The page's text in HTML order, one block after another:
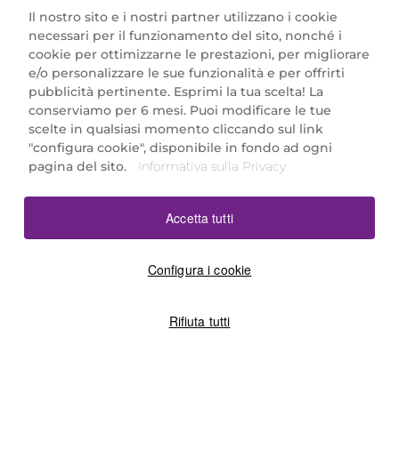
Marionnaud Parfumeries Italia S.r.l.
Largo Fiera Milano 5, 20017 Rho (MI)
REA Milano 1650024 con P.IVA 13425220152.
SCARICA LA NOSTRA APP
Il nostro sito e i nostri partner utilizzano i cookie
necessari per il funzionamento del sito, nonché i
cookie per ottimizzarne le prestazioni, per migliorare
e/o personalizzare le sue funzionalità e per offrirti
pubblicità pertinente. Esprimi la tua scelta! La
conserviamo per 6 mesi. Puoi modificare le tue
scelte in qualsiasi momento cliccando sul link
"configura cookie", disponibile in fondo ad ogni
pagina del sito.
Informativa sulla Privacy
Configura i cookie
Rifiuta tutti
Accetta tutti